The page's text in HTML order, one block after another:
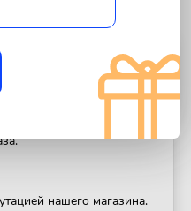
нашего магазина.